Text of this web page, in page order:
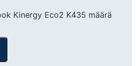
Kinergy Eco2 K435 määrä